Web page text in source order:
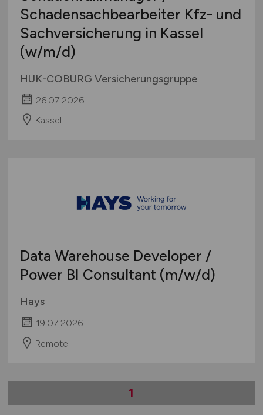
Schadensachbearbeiter Kfz- und
Sachversicherung in Kassel
(w/m/d)
HUK-COBURG Versicherungsgruppe
26.07.2026
Kassel
Data Warehouse Developer /
Power BI Consultant (m/w/d)
Hays
19.07.2026
Remote
1